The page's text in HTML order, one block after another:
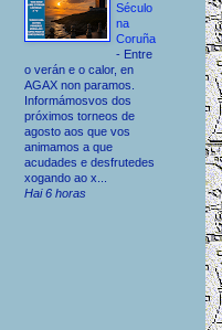
Século
na
Coruña
- Entre
o verán e o calor, en
AGAX non paramos.
Informámosvos dos
próximos torneos de
agosto aos que vos
animamos a que
acudades e desfrutedes
xogando ao x...
Hai 6 horas